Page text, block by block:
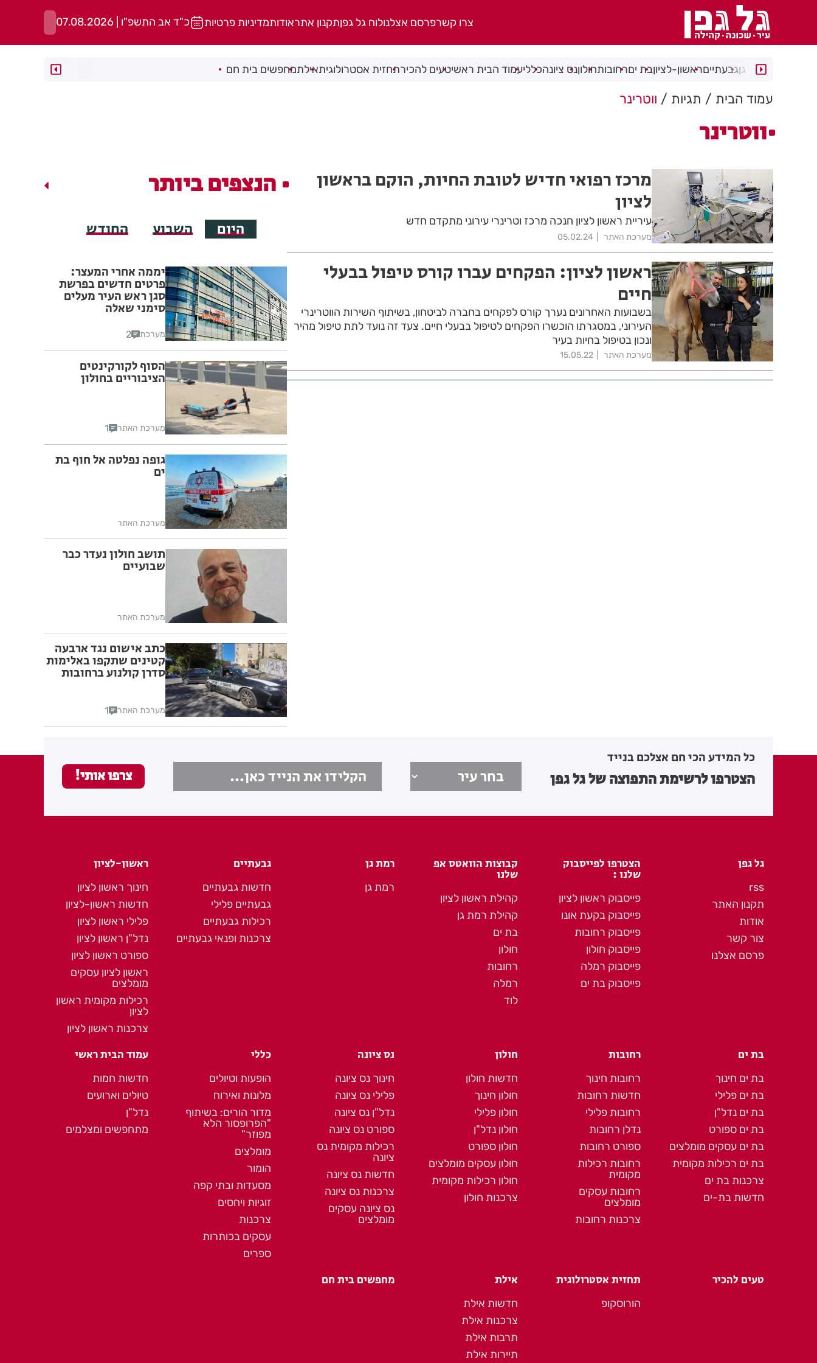
צרו קשרפרסם אצלנולוח גל גפןתקנון אתראודותמדיניות פרטיות כ"ד אב התשפ"ו | 07.08.2026
רמת גןגבעתייםראשון-לציוןבת יםרחובותחולוןנס ציונהכלליעמוד הבית ראשיטעים להכירתחזית אסטרולוגיתאילתמחפשים בית חם
עמוד הבית תגיות ווטרינר
ווטרינר
מרכז רפואי חדיש לטובת החיות, הוקם בראשון
לציון
עיריית ראשון לציון חנכה מרכז וטרינרי עירוני מתקדם חדש
מערכת האתר 05.02.24
ראשון לציון: הפקחים עברו קורס טיפול בבעלי
חיים
בשבועות האחרונים נערך קורס לפקחים בחברה לביטחון, בשיתוף השירות הווטרינרי
העירוני, במסגרתו הוכשרו הפקחים לטיפול בבעלי חיים. צעד זה נועד לתת טיפול מהיר
ונכון בטיפול בחיות בעיר
מערכת האתר 15.05.22
הנצפים ביותר
היום השבוע החודש
יממה אחרי המעצר:
פרטים חדשים בפרשת
סגן ראש העיר מעלים
סימני שאלה
מערכת 2
הסוף לקורקינטים
הציבוריים בחולון
מערכת האתר 1
גופה נפלטה אל חוף בת
ים
מערכת האתר
תושב חולון נעדר כבר
שבועיים
מערכת האתר
כתב אישום נגד ארבעה
קטינים שתקפו באלימות
סדרן קולנוע ברחובות
מערכת האתר 1
כל המידע הכי חם אצלכם בנייד
הצטרפו לרשימת התפוצה של גל גפן
גל גפן
rss
תקנון האתר
אודות
צור קשר
פרסם אצלנו
הצטרפו לפייסבוק
שלנו :
פייסבוק ראשון לציון
פייסבוק בקעת אונו
פייסבוק רחובות
פייסבוק חולון
פייסבוק רמלה
פייסבוק בת ים
קבוצות הוואטס אפ
שלנו
קהילת ראשון לציון
קהילת רמת גן
בת ים
חולון
רחובות
רמלה
לוד
רמת גן
רמת גן
גבעתיים
חדשות גבעתיים
גבעתיים פלילי
רכילות גבעתיים
צרכנות ופנאי גבעתיים
ראשון-לציון
חינוך ראשון לציון
חדשות ראשון-לציון
פלילי ראשון לציון
נדל"ן ראשון לציון
ספורט ראשון לציון
ראשון לציון עסקים
מומלצים
רכילות מקומית ראשון
לציון
צרכנות ראשון לציון
בת ים
בת ים חינוך
בת ים פלילי
בת ים נדל"ן
בת ים ספורט
בת ים עסקים מומלצים
בת ים רכילות מקומית
צרכנות בת ים
חדשות בת-ים
רחובות
רחובות חינוך
חדשות רחובות
רחובות פלילי
נדלן רחובות
ספורט רחובות
רחובות רכילות
מקומית
רחובות עסקים
מומלצים
צרכנות רחובות
חולון
חדשות חולון
חולון חינוך
חולון פלילי
חולון נדל"ן
חולון ספורט
חולון עסקים מומלצים
חולון רכילות מקומית
צרכנות חולון
נס ציונה
חינוך נס ציונה
פלילי נס ציונה
נדל"ן נס ציונה
ספורט נס ציונה
רכילות מקומית נס
ציונה
חדשות נס ציונה
צרכנות נס ציונה
נס ציונה עסקים
מומלצים
כללי
הופעות וטיולים
מלונות ואירוח
מדור הורים: בשיתוף
"הפרופסור הלא
מפוזר"
מומלצים
הומור
מסעדות ובתי קפה
זוגיות ויחסים
צרכנות
עסקים בכותרות
ספרים
עמוד הבית ראשי
חדשות חמות
טיולים וארועים
נדל"ן
מתחפשים ומצלמים
טעים להכיר תחזית אסטרולוגית
הורוסקופ
אילת
חדשות אילת
צרכנות אילת
תרבות אילת
תיירות אילת
מחפשים בית חם